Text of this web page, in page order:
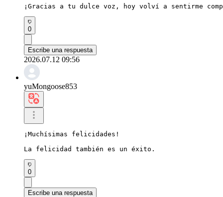
¡Gracias a tu dulce voz, hoy volví a sentirme
0
Escribe una respuesta
2026.07.12 09:56
yuMongoose853
¡Muchísimas felicidades!
La felicidad también es un éxito.
0
Escribe una respuesta